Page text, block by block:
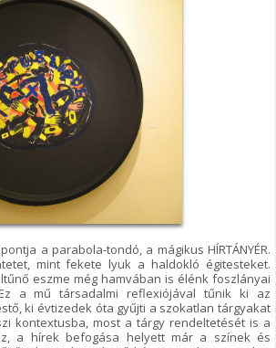
a parabola-tondó, a mágikus HÍRTÁNYÉR.
mint fekete lyuk a haldokló égitesteket.
eszme még hamvában is élénk foszlányai
a mű társadalmi reflexiójával tűnik ki az
ki évtizedek óta gyűjti a szokatlan tárgyakat
kontextusba, most a tárgy rendeltetését is a
a hírek befogása helyett már a színek és